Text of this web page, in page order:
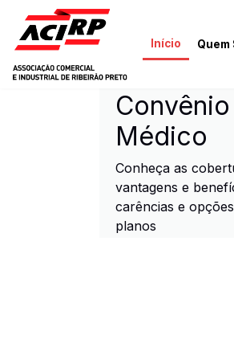
Pular para o conteúdo principal
Início Quem
ACIRP -Convênio
Médico
Conheça as
vantagens e
carências e
planos